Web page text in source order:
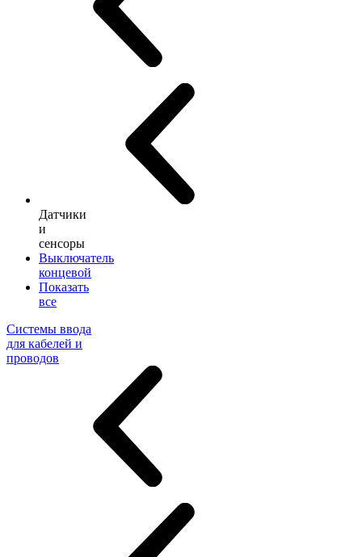
Датчики
и
сенсоры
Выключатель
концевой
Показать
все
Системы ввода
для кабелей и
проводов